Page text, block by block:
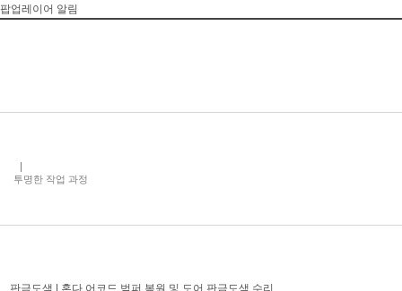
팝업레이어 알림
투명한 작업 과정
판금도색 | 혼다 어코드 범퍼 복원 및 도어 판금도색 수리